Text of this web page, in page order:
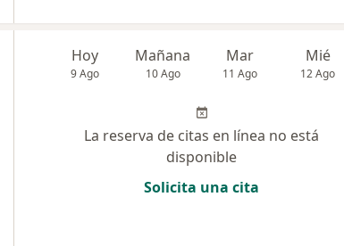
Hoy
9 Ago
Mañana
10 Ago
Mar
11 Ago
Mié
12 Ago
La reserva de citas en línea no está
disponible
Solicita una cita